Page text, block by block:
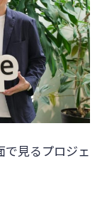
見るプロジェ